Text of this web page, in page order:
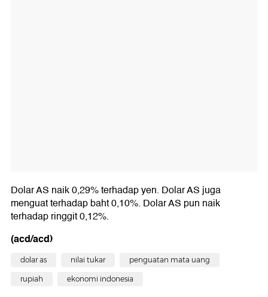
Dolar AS naik 0,29% terhadap yen. Dolar AS juga
menguat terhadap baht 0,10%. Dolar AS pun naik
terhadap ringgit 0,12%.
(acd/acd)
dolar as nilai tukar penguatan mata uang
rupiah ekonomi indonesia